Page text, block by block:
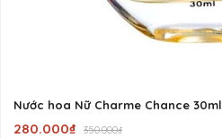
Nước hoa Nữ Charme Chance 30ml
280.000₫
350.000₫